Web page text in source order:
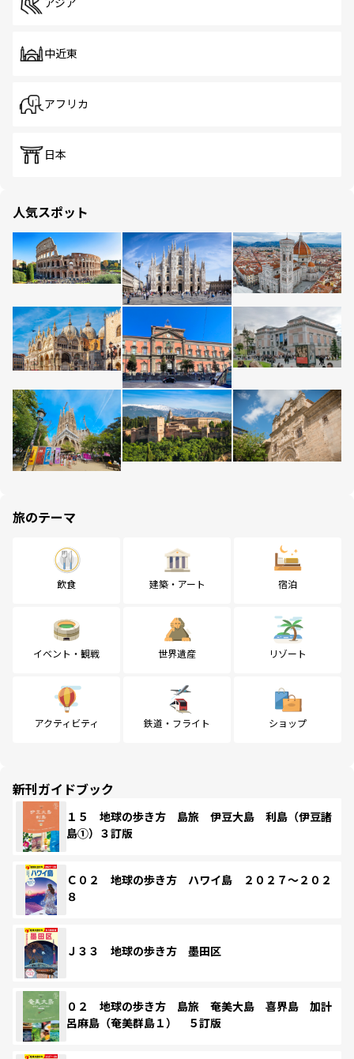
アジア
中近東
アフリカ
日本
人気スポット
旅のテーマ
飲食 建築・アート 宿泊
イベント・観戦 世界遺産 リゾート
アクティビティ 鉄道・フライト ショップ
新刊ガイドブック
１５ 地球の歩き方 島旅 伊豆大島 利島（伊豆諸
島①）３訂版
Ｃ０２ 地球の歩き方 ハワイ島 ２０２７～２０２
８
Ｊ３３ 地球の歩き方 墨田区
０２ 地球の歩き方 島旅 奄美大島 喜界島 加計
呂麻島（奄美群島１） ５訂版